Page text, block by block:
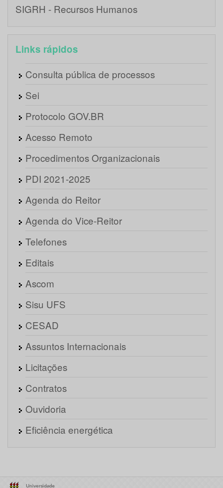
SIGRH - Recursos Humanos
Links rápidos
Consulta pública de processos
Sei
Protocolo GOV.BR
Acesso Remoto
Procedimentos Organizacionais
PDI 2021-2025
Agenda do Reitor
Agenda do Vice-Reitor
Telefones
Editais
Ascom
Sisu UFS
CESAD
Assuntos Internacionais
Licitações
Contratos
Ouvidoria
Eficiência energética